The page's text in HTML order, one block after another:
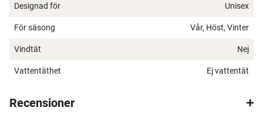
Designad för Unisex
För säsong Vår, Höst, Vinter
Vindtät Nej
Vattentäthet Ej vattentät
Recensioner